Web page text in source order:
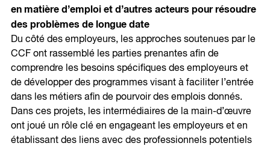
en matière d’emploi et d’autres acteurs pour résoudre
des problèmes de longue date
Du côté des employeurs, les approches soutenues par le
CCF ont rassemblé les parties prenantes afin de
comprendre les besoins spécifiques des employeurs et
de développer des programmes visant à faciliter l’entrée
dans les métiers afin de pourvoir des emplois donnés.
Dans ces projets, les intermédiaires de la main-d’œuvre
ont joué un rôle clé en engageant les employeurs et en
établissant des liens avec des professionnels potentiels